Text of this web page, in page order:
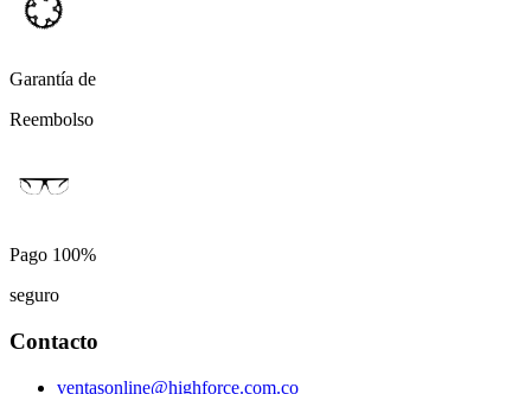
Garantía de
Reembolso
Pago 100%
seguro
Contacto
ventasonline@highforce.com.co